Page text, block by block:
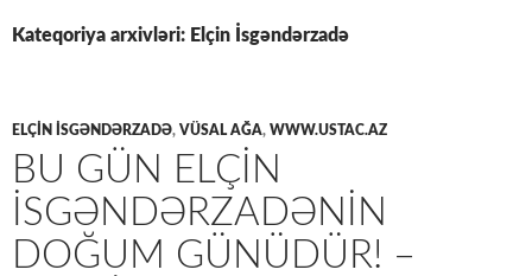
Kateqoriya arxivləri: Elçin İsgəndərzadə
ELÇIN İSGƏNDƏRZADƏ, VÜSAL AĞA, WWW.USTAC.AZ
BU GÜN ELÇIN
İSGƏNDƏRZADƏNIN
DOĞUM GÜNÜDÜR! –